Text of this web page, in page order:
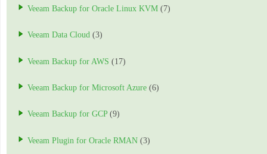
Veeam Backup for Oracle Linux KVM (7)
Veeam Data Cloud (3)
Veeam Backup for AWS (17)
Veeam Backup for Microsoft Azure (6)
Veeam Backup for GCP(9)
Veeam Plugin for Oracle RMAN (3)